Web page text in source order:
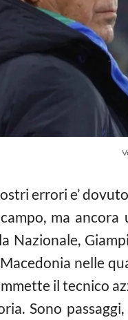
errori e’
ma
Nazionale,
nelle
il tecnico
Sono